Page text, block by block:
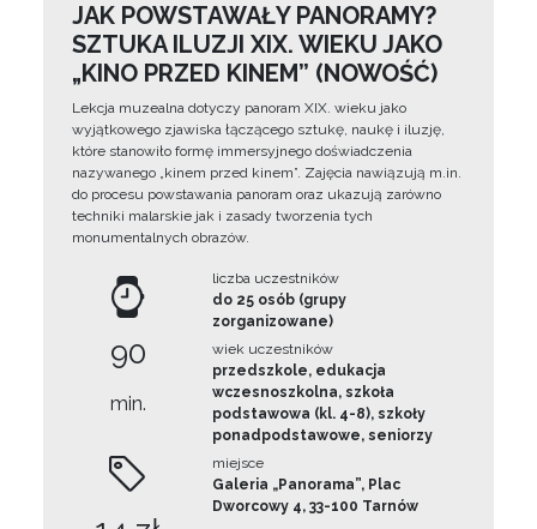
JAK POWSTAWAŁY PANORAMY?
SZTUKA ILUZJI XIX. WIEKU JAKO
„KINO PRZED KINEM” (NOWOŚĆ)
Lekcja muzealna dotyczy panoram XIX. wieku jako
wyjątkowego zjawiska łączącego sztukę, naukę i iluzję,
które stanowiło formę immersyjnego doświadczenia
nazywanego „kinem przed kinem”. Zajęcia nawiązują m.in.
do procesu powstawania panoram oraz ukazują zarówno
techniki malarskie jak i zasady tworzenia tych
monumentalnych obrazów.
90
min.
liczba uczestników
do 25 osób (grupy
zorganizowane)
wiek uczestników
przedszkole, edukacja
wczesnoszkolna, szkoła
podstawowa (kl. 4-8), szkoły
ponadpodstawowe, seniorzy
miejsce
Galeria „Panorama”, Plac
Dworcowy 4, 33-100 Tarnów